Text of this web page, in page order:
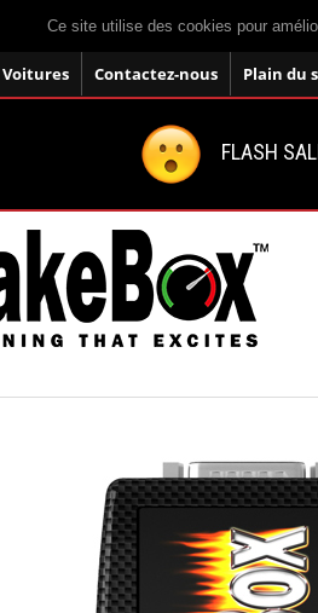
Ce site utilise des cookies pour
Voitures Contactez-nous Plain du
FLASH